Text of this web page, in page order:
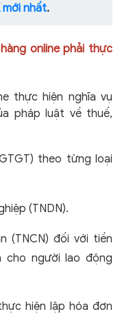
mới nhất.
online phải thực
thực hiện nghĩa vụ
pháp luật về thuế,
theo từng loại
(TNDN).
(TNCN) đối với tiền
cho người lao động
hiện lập hóa đơn